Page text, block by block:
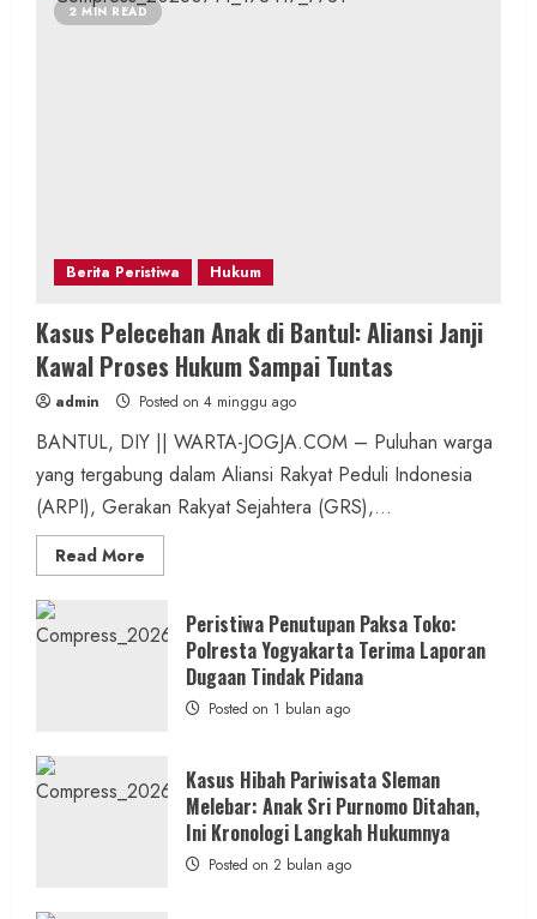
2 MIN READ
Berita Peristiwa Hukum
Kasus Pelecehan Anak di Bantul: Aliansi Janji
Kawal Proses Hukum Sampai Tuntas
admin Posted on 4 minggu ago
BANTUL, DIY || WARTA-JOGJA.COM – Puluhan warga
yang tergabung dalam Aliansi Rakyat Peduli Indonesia
(ARPI), Gerakan Rakyat Sejahtera (GRS),...
Read More
more
Pelecehan
Anak
Bantul:
Aliansi
Kawal
Sampai
Tuntas
Peristiwa Penutupan Paksa Toko:
Polresta Yogyakarta Terima Laporan
Dugaan Tindak Pidana
Posted on 1 bulan ago
Kasus Hibah Pariwisata Sleman
Melebar: Anak Sri Purnomo Ditahan,
Ini Kronologi Langkah Hukumnya
Posted on 2 bulan ago